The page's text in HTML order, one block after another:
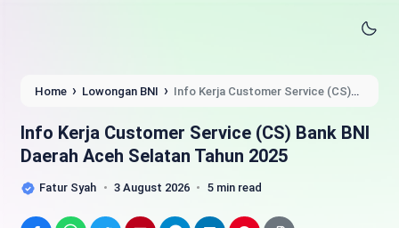
Home › Lowongan BNI › Info Kerja Customer Service (CS)
Info Kerja Customer Service (CS) Bank BNI
Daerah Aceh Selatan Tahun 2025
Fatur Syah 3 August 2026 5 min read